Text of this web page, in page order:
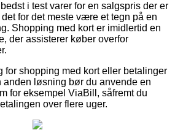
i test varer for en salgspris der er
for det meste være et tegn på en
Shopping med kort er imidlertid en
der assisterer køber overfor
for shopping med kort eller betalinger
anden løsning bør du anvende en
for eksempel ViaBill, såfremt du
over flere uger.